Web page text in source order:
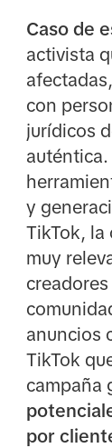
Caso de
activista
con
jurídicos
auténtica.
y
TikTok, la
muy
anuncios
TikTok
campaña
por